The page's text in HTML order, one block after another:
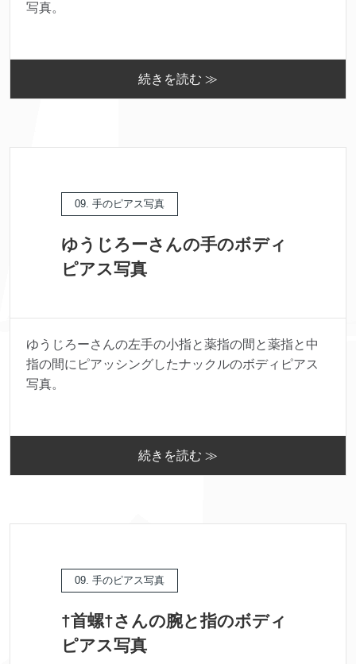
写真。
続きを読む ≫
09. 手のピアス写真
ゆうじろーさんの手のボディ
ピアス写真
ゆうじろーさんの左手の小指と薬指の間と薬指と中
指の間にピアッシングしたナックルのボディピアス
写真。
続きを読む ≫
09. 手のピアス写真
†首螺†さんの腕と指のボディ
ピアス写真